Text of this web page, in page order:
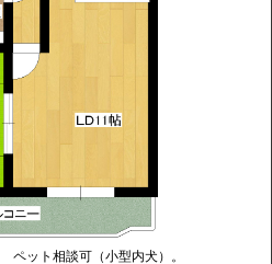
ット相談可（小型内犬）。